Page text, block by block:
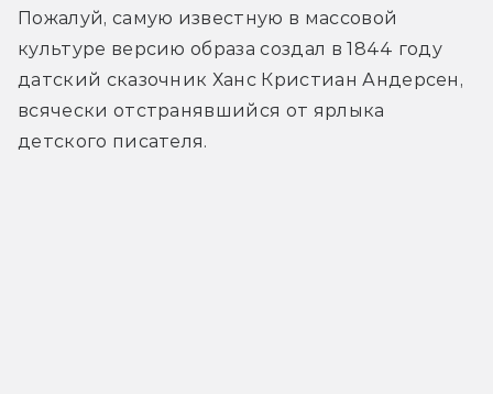
Пожалуй, самую известную в массовой
культуре версию образа создал в 1844 году
датский сказочник Ханс Кристиан Андерсен,
всячески отстранявшийся от ярлыка
детского писателя.